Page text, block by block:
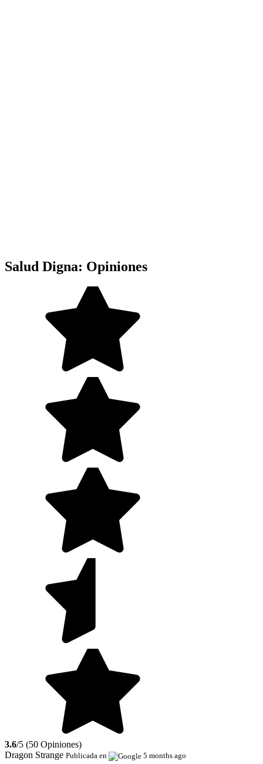
Salud Digna: Opiniones
3.6/5 (50 Opiniones)
Dragon Strange Publicada en 5 months ago